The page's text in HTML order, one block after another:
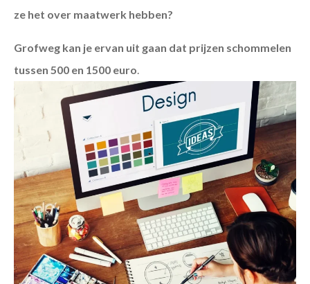
ze het over maatwerk hebben?
Grofweg kan je ervan uit gaan dat prijzen schommelen
tussen 500 en 1500 euro.